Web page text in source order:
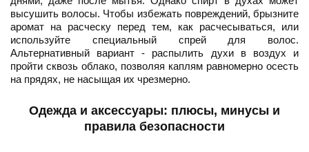
высушить волосы. Чтобы избежать повреждений, брызните
аромат на расческу перед тем, как расчесываться, или
используйте специальный спрей для волос.
Альтернативный вариант - распылить духи в воздух и
пройти сквозь облако, позволяя каплям равномерно осесть
на прядях, не насыщая их чрезмерно.
Одежда и аксессуары: плюсы, минусы и
правила безопасности